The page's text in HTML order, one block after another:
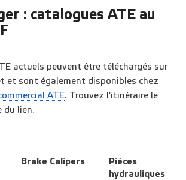
: catalogues ATE au
actuels peuvent être téléchargés sur
et sont également disponibles chez
ATE. Trouvez l'itinéraire le
du lien.
Brake Calipers
Pièces
hydrauliques